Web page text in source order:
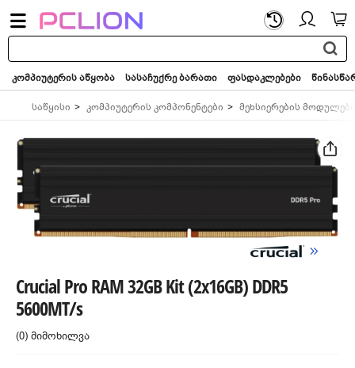
საძიებო
სიტყვა...
კომპიუტერის აწყობა სასაჩუქრე ბარათი ფასდაკლებები
საწყისი კომპიუტერის კომპონენტები მეხსიერების მოდულები
Crucial Pro RAM 32GB Kit (2x16GB) DDR5
5600MT/s
(0) მიმოხილვა